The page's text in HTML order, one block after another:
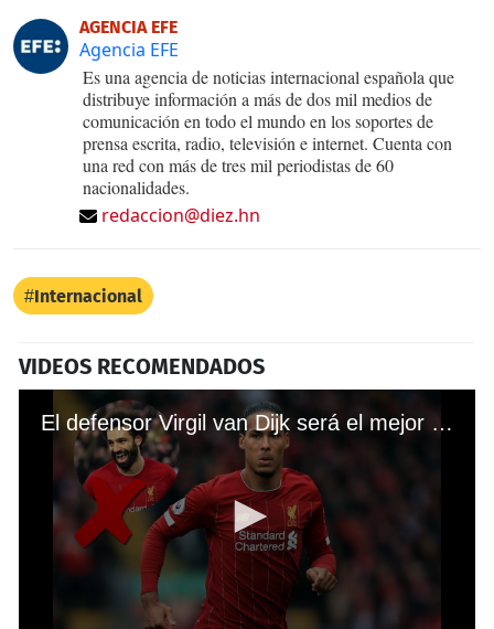
AGENCIA EFE
Agencia EFE
Es una agencia de noticias internacional española que
distribuye información a más de dos mil medios de
comunicación en todo el mundo en los soportes de
prensa escrita, radio, televisión e internet. Cuenta con
una red con más de tres mil periodistas de 60
nacionalidades.
redaccion@diez.hn
Internacional
VIDEOS RECOMENDADOS
El defensor Virgil van Dijk será el mejor pagado en la historia del Liverpool